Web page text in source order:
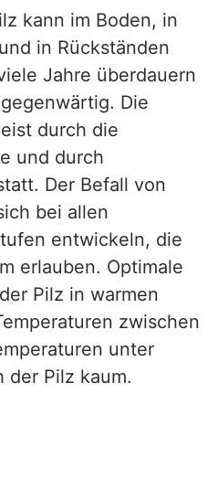
kann im Boden, in
in Rückständen
Jahre überdauern
Die
durch die
und durch
Der Befall von
bei allen
entwickeln, die
erlauben. Optimale
Pilz in warmen
zwischen
unter
der Pilz kaum.